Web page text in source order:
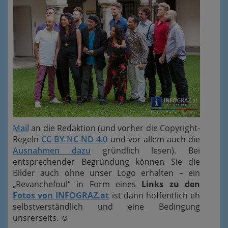
Mail an die Redaktion (und vorher die Copyright-
Regeln CC BY-NC-ND 4.0 und vor allem auch die
Ausnahmen dazu gründlich lesen). Bei
entsprechender Begründung können Sie die
Bilder auch ohne unser Logo erhalten – ein
„Revanchefoul“ in Form eines Links zu den
Fotos von INFOGRAZ.at ist dann hoffentlich eh
selbstverständlich und eine Bedingung
unsrerseits. ☺